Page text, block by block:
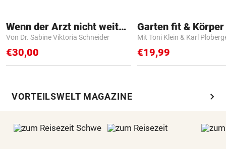
Wenn der Arzt nicht weiter weiß
Von Dr. Sabine Viktoria Schneider
€30,00
Garten fit &
Mit Toni Klein & Karl
€19,99
VORTEILSWELT MAGAZINE chevron_right